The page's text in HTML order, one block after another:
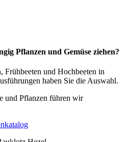
Pflanzen und Gemüse ziehen?
Frühbeeten und Hochbeeten in
haben Sie die Auswahl.
und Pflanzen führen wir